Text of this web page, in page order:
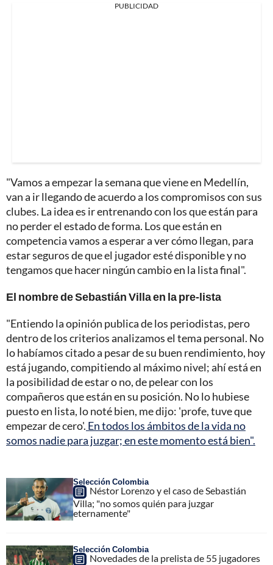
PUBLICIDAD
"Vamos a empezar la semana que viene en Medellín,
van a ir llegando de acuerdo a los compromisos con sus
clubes. La idea es ir entrenando con los que están para
no perder el estado de forma. Los que están en
competencia vamos a esperar a ver cómo llegan, para
estar seguros de que el jugador esté disponible y no
tengamos que hacer ningún cambio en la lista final".
El nombre de Sebastián Villa en la pre-lista
"Entiendo la opinión publica de los periodistas, pero
dentro de los criterios analizamos el tema personal. No
lo habíamos citado a pesar de su buen rendimiento, hoy
está jugando, compitiendo al máximo nivel; ahí está en
la posibilidad de estar o no, de pelear con los
compañeros que están en su posición. No lo hubiese
puesto en lista, lo noté bien, me dijo: 'profe, tuve que
empezar de cero'. En todos los ámbitos de la vida no
somos nadie para juzgar; en este momento está bien".
Selección Colombia
Néstor Lorenzo y el caso de Sebastián
Villa; "no somos quién para juzgar
eternamente"
Selección Colombia
Novedades de la prelista de 55 jugadores